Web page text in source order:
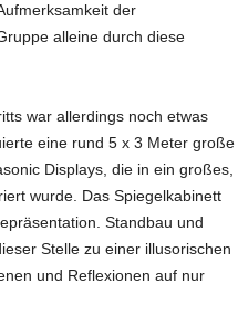
der
alleine durch diese
war allerdings noch etwas
eine rund 5 x 3 Meter große
Displays, die in ein großes,
wurde. Das Spiegelkabinett
Standbau und
Stelle zu einer illusorischen
und Reflexionen auf nur